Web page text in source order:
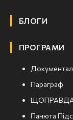
БЛОГИ
ПРОГРАМИ
Параграф
Панюта